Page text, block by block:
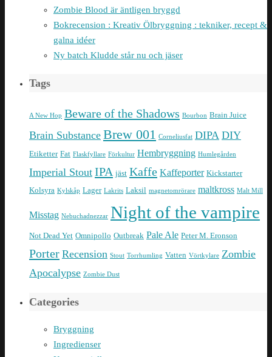
Zombie Blood är äntligen bryggd
Bokrecension : Kreativ Ölbryggning : tekniker, recept &
galna idéer
Ny batch Kludde står nu och jäser
Tags
A New Hop Beware of the Shadows Bourbon Brain Juice
Brain Substance Brew 001 Corneliusfat DIPA DIY
Etiketter Fat Flaskfyllare Förkultur Hembryggning Humlegården
Imperial Stout IPA jäst Kaffe Kaffeporter Kickstarter
Kolsyra Kylskåp Lager Lakrits Laksil magnetomrörare maltkross Malt Mill
Misstag Nebuchadnezzar Night of the vampire
Not Dead Yet Omnipollo Outbreak Pale Ale Peter M. Eronson
Porter Recension Stout Torrhumling Vatten Vörtkylare Zombie
Apocalypse Zombie Dust
Categories
Bryggning
Ingredienser